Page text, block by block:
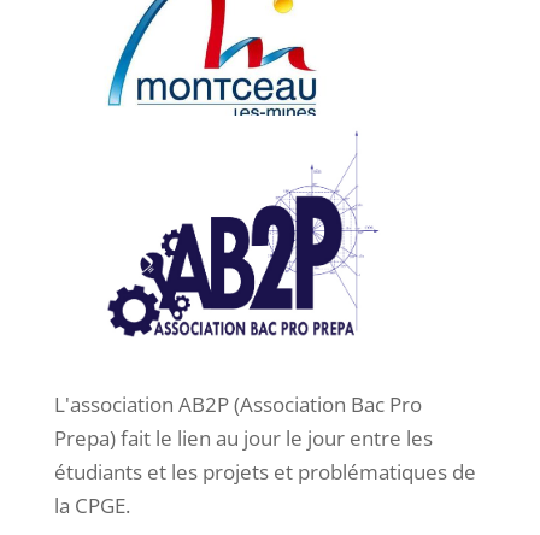
L'association AB2P (Association Bac Pro
Prepa) fait le lien au jour le jour entre les
étudiants et les projets et problématiques de
la CPGE.